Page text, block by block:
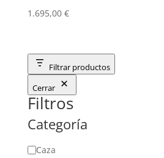
1.695,00 €
Filtrar productos
Cerrar
Filtros
Categoría
Categoría
Caza